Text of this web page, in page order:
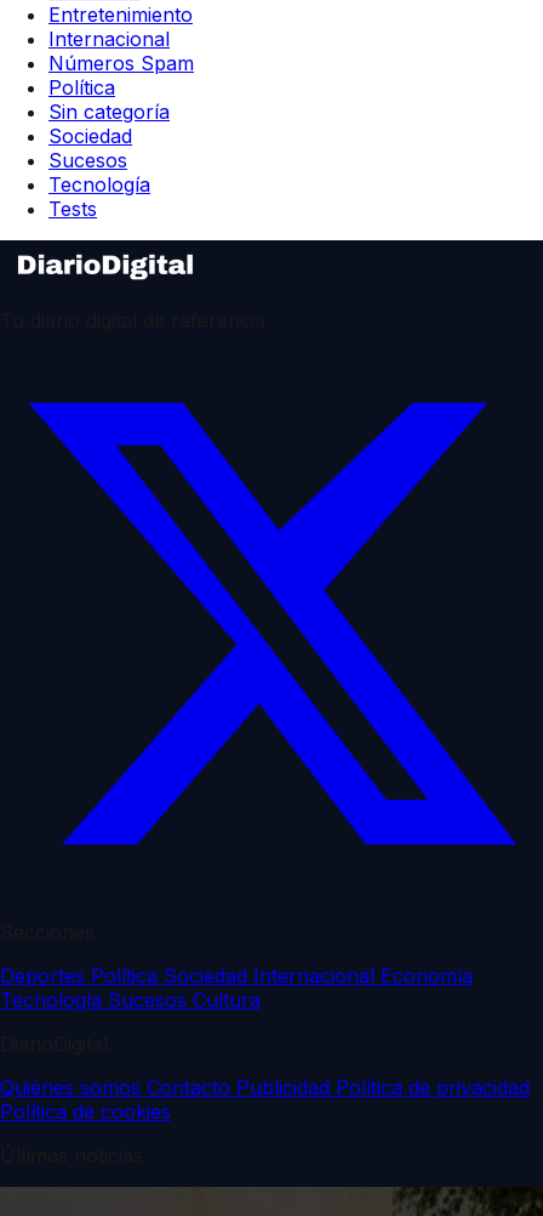
Entretenimiento
Internacional
Números Spam
Política
Sin categoría
Sociedad
Sucesos
Tecnología
Tests
Deportes Política Sociedad Internacional Economía
Tecnología Sucesos Cultura
Quiénes somos Contacto Publicidad Política de privacidad
Política de cookies